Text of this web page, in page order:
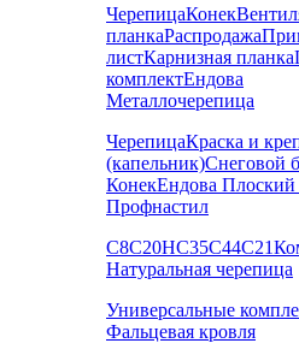
ЧерепицаКонек
планкаРаспродажа
листКарнизная планка
комплектЕндова
Металлочерепица
ЧерепицаКраска и
(капельник)Снеговой
КонекЕндова Плоский
Профнастил
С8С20НС35С44С21
Натуральная черепица
Универсальные
Фальцевая кровля